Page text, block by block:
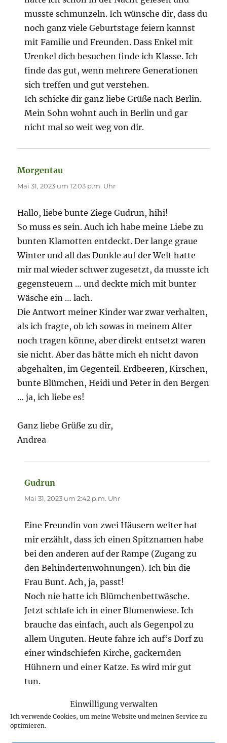
Einwilligung verwalten
Ich verwende Cookies, um meine Website und meinen Service zu
optimieren.
musste schmunzeln. Ich wünsche dir, dass du
noch ganz viele Geburtstage feiern kannst
mit Familie und Freunden. Dass Enkel mit
Urenkel dich besuchen finde ich Klasse. Ich
finde das gut, wenn mehrere Generationen
sich treffen und gut verstehen.
Ich schicke dir ganz liebe Grüße nach Berlin.
Mein Sohn wohnt auch in Berlin und gar
nicht mal so weit weg von dir.
Morgentau
Mai 31, 2023 um 12:03 p.m. Uhr
Hallo, liebe bunte Ziege Gudrun, hihi!
So muss es sein. Auch ich habe meine Liebe zu
bunten Klamotten entdeckt. Der lange graue
Winter und all das Dunkle auf der Welt hatte
mir mal wieder schwer zugesetzt, da musste ich
gegensteuern … und deckte mich mit bunter
Wäsche ein … lach.
Die Antwort meiner Kinder war zwar verhalten,
als ich fragte, ob ich sowas in meinem Alter
noch tragen könne, aber direkt entsetzt waren
sie nicht. Aber das hätte mich eh nicht davon
abgehalten, im Gegenteil. Erdbeeren, Kirschen,
bunte Blümchen, Heidi und Peter in den Bergen
… ja, ich liebe es!
Ganz liebe Grüße zu dir,
Andrea
Gudrun
Mai 31, 2023 um 2:42 p.m. Uhr
Eine Freundin von zwei Häusern weiter hat
mir erzählt, dass ich einen Spitznamen habe
bei den anderen auf der Rampe (Zugang zu
den Behindertenwohnungen). Ich bin die
Frau Bunt. Ach, ja, passt!
Noch nie hatte ich Blümchenbettwäsche.
Jetzt schlafe ich in einer Blumenwiese. Ich
brauche das einfach, auch als Gegenpol zu
allem Unguten. Heute fahre ich auf‘s Dorf zu
einer windschiefen Kirche, gackernden
Hühnern und einer Katze. Es wird mir gut
tun.